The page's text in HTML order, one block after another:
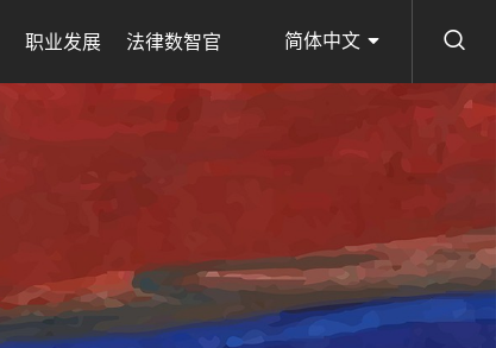
职业发展 法律数智官 简体中文